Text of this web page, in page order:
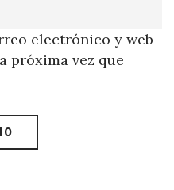
electrónico y web
próxima vez que